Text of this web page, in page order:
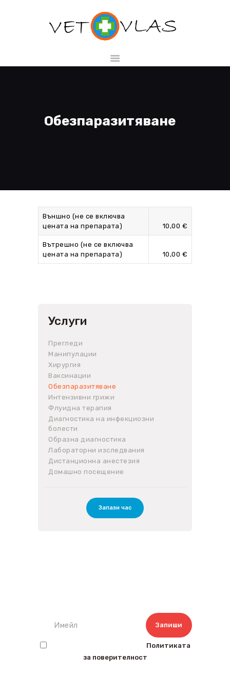
Обезпаразитяване
ЗА НАС
Външно (не се включва
цената на препарата)
10,00 €
Вътрешно (не се включва
цената на препарата)
10,00 €
Услуги
Прегледи
Манипулации
Хирургия
Ваксинации
Обезпаразитяване
Интензивни грижи
Флуидна терапия
Диагностика на инфекциозни
болести
Образна диагностика
Лабораторни изследвания
Дистанционна анестезия
Домашно посещение
Запази час
Политиката
за поверителност